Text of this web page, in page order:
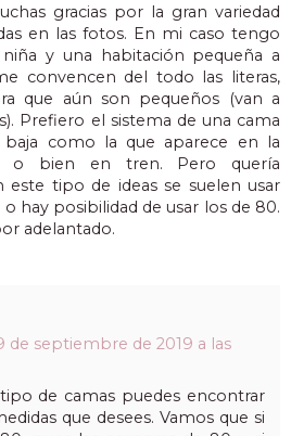
gracias por la gran variedad
en las fotos. En mi caso tengo
y una habitación pequeña a
convencen del todo las literas,
que aún son pequeños (van a
Prefiero el sistema de una cama
como la que aparece en la
o bien en tren. Pero quería
este tipo de ideas se suelen usar
hay posibilidad de usar los de 80.
adelantado.
de septiembre de 2019 a las
de camas puedes encontrar
que desees. Vamos que si